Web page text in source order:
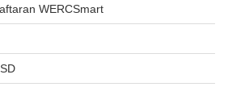
WERCSmart